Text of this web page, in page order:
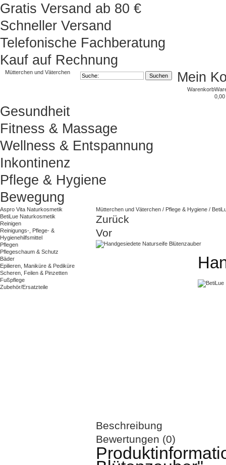
Gratis Versand ab 80 €
Schneller Versand
Telefonische Fachberatung
Kauf auf Rechnung
Mütterchen und Väterchen Mein
Warenkorb
0,00
Gesundheit
Fitness & Massage
Wellness & Entspannung
Inkontinenz
Pflege & Hygiene
Bewegung
Aspro Vita Naturkosmetik
BetiLue Naturkosmetik
Reinigen
Reinigungs-, Pflege- &
Hygienehilfsmittel
Pflegen
Pflegeschaum & Schutz
Bäder
Epilieren, Maniküre & Pediküre
Scheren, Feilen & Pinzetten
Fußpflege
Zubehör/Ersatzteile
Mütterchen und Väterchen / Pflege & Hygiene /
Zurück
Vor
Beschreibung
Bewertungen (0)